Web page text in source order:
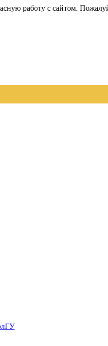
работу с сайтом.